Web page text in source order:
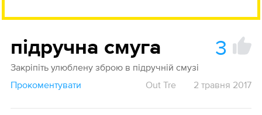
підручна смуга 3
Закріпіть улюблену зброю в підручній смузі
Прокоментувати
Out Tre 2 травня 2017